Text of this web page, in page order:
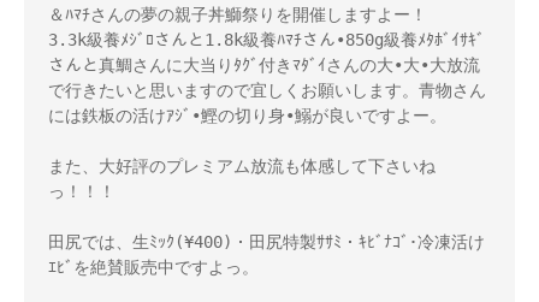
＆ﾊﾏﾁさんの夢の親子丼鰤祭りを開催しますよー！
3.3k級養ﾒｼﾞﾛさんと1.8k級養ﾊﾏﾁさん•850g級養ﾒﾀﾎﾞｲｻｷﾞ
さんと真鯛さんに大当りﾀｸﾞ付きﾏﾀﾞｲさんの大•大•大放流
で行きたいと思いますので宜しくお願いします。青物さん
には鉄板の活けｱｼﾞ•鰹の切り身•鰯が良いですよー。
また、大好評のプレミアム放流も体感して下さいね
っ！！！
田尻では、生ﾐｯｸ(¥400)・田尻特製ｻｻﾐ・ｷﾋﾞﾅｺﾞ･冷凍活け
ｴﾋﾞを絶賛販売中ですよっ。